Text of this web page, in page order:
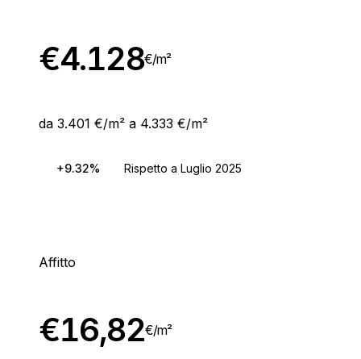
€4.128€/m²
da 3.401 €/m² a 4.333 €/m²
+9.32% Rispetto a Luglio 2025
Affitto
€16,82€/m²